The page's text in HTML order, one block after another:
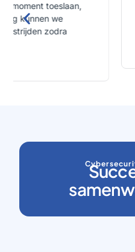
Ons team heeft tien
van cyberbeveiliging
scala aan technologieën.